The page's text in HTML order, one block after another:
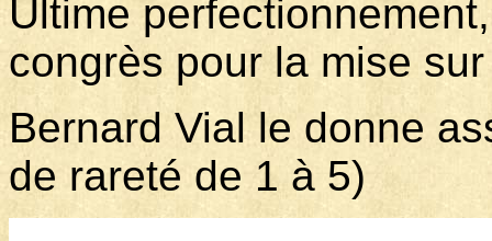
Ultime
congrès pour la mise
Bernard Vial le donne
de rareté de 1 à 5)